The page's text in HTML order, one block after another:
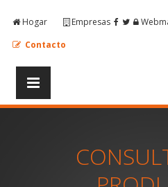
Hogar Empresas
Contacto